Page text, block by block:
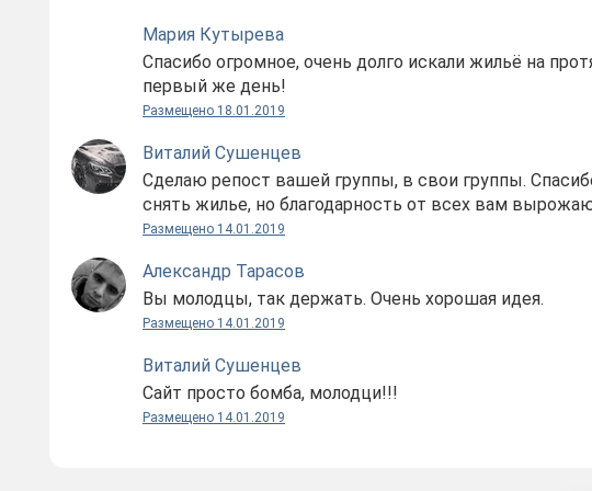
Мария Кутырева
Спасибо огромное, очень долго искали жильё на
первый же день!
Размещено 18.01.2019
Виталий Сушенцев
Сделаю репост вашей группы, в свои группы.
снять жилье, но благодарность от всех вам
Размещено 14.01.2019
Александр Тарасов
Вы молодцы, так держать. Очень хорошая идея.
Размещено 14.01.2019
Виталий Сушенцев
Сайт просто бомба, молодци!!!
Размещено 14.01.2019